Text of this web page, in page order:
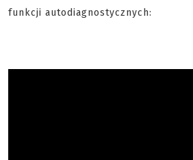
funkcji autodiagnostycznych: